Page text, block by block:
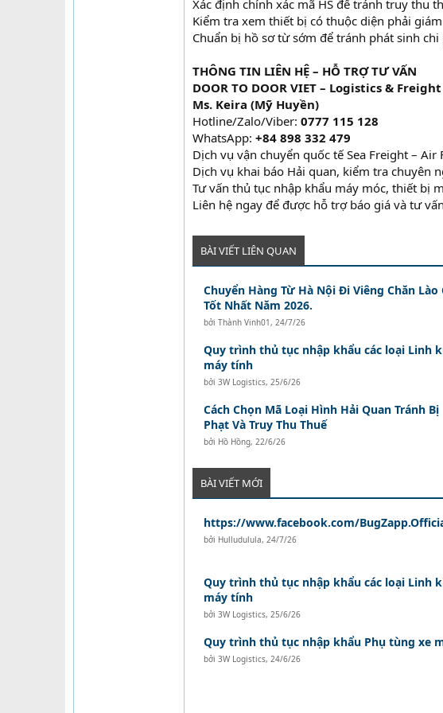
Xác định chính xác mã HS để tránh truy thu
Kiểm tra xem thiết bị có thuộc diện phải
Chuẩn bị hồ sơ từ sớm để tránh phát sinh
THÔNG TIN LIÊN HỆ – HỖ TRỢ TƯ VẤN
DOOR TO DOOR VIET – Logistics &
Ms. Keira (Mỹ Huyền)
Hotline/Zalo/Viber: 0777 115 128
WhatsApp: +84 898 332 479
Dịch vụ vận chuyển quốc tế Sea Freight – Air
Dịch vụ khai báo Hải quan, kiểm tra chuyên
Tư vấn thủ tục nhập khẩu máy móc, thiết bị
Liên hệ ngay để được hỗ trợ báo giá và tư
BÀI VIẾT LIÊN QUAN
Chuyển Hàng Từ Hà Nội Đi Viêng Chăn Lào
Tốt Nhất Năm 2026.
bởi Thành Vinh01, 24/7/26
Quy trình thủ tục nhập khẩu các loại Linh
máy tính
bởi 3W Logistics, 25/6/26
Cách Chọn Mã Loại Hình Hải Quan Tránh Bị
Phạt Và Truy Thu Thuế
bởi Hồ Hồng, 22/6/26
BÀI VIẾT MỚI
https://www.facebook.com/
bởi Hulludulula, 24/7/26
Quy trình thủ tục nhập khẩu các loại Linh
máy tính
bởi 3W Logistics, 25/6/26
Quy trình thủ tục nhập khẩu Phụ tùng xe
bởi 3W Logistics, 24/6/26